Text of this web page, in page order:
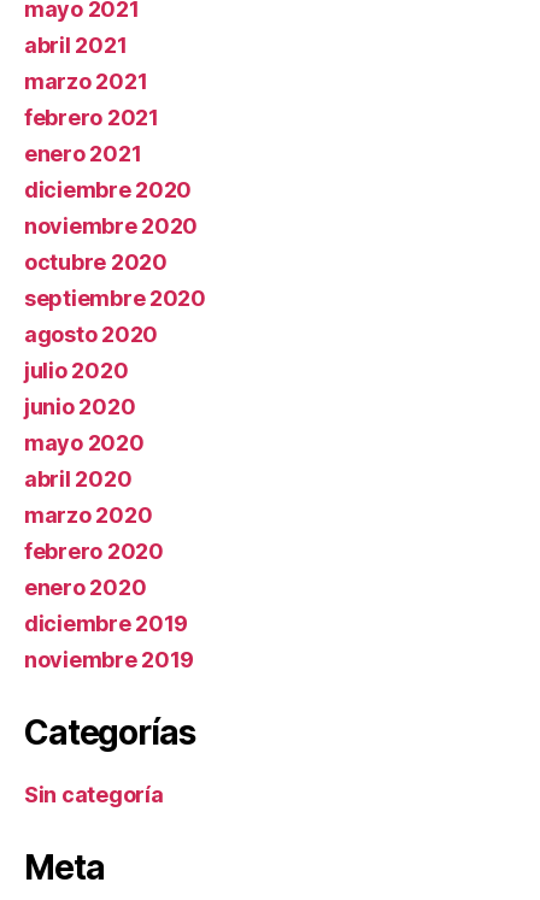
mayo 2021
abril 2021
marzo 2021
febrero 2021
enero 2021
diciembre 2020
noviembre 2020
octubre 2020
septiembre 2020
agosto 2020
julio 2020
junio 2020
mayo 2020
abril 2020
marzo 2020
febrero 2020
enero 2020
diciembre 2019
noviembre 2019
Categorías
Sin categoría
Meta